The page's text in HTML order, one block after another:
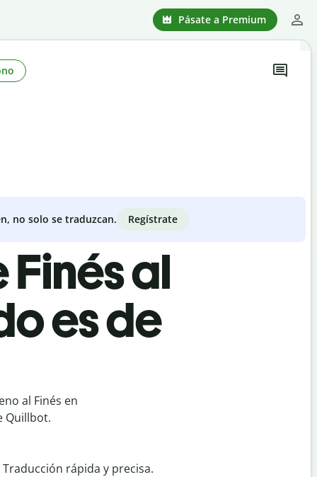
Pásate a Premium
no solo se traduzcan. Regístrate
al
es de
al Finés en
Quillbot.
Traducción rápida y precisa.